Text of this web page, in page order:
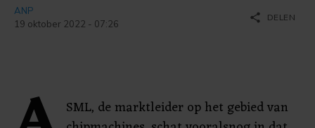
ANP
19 oktober 2022 - 07:26
share DELEN
SML, de marktleider op het gebied van